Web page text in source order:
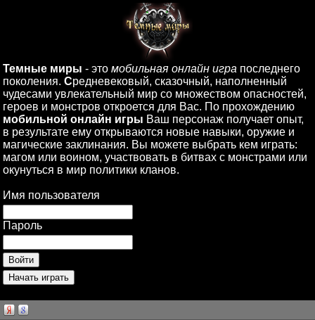
Темные миры - это мобильная онлайн игра последнего
поколения. Средневековый, сказочный, наполненный
чудесами увлекательный мир со множеством опасностей,
героев и монстров откроется для Вас. По прохождению
мобильной онлайн игры Ваш персонаж получает опыт,
в результате ему открываются новые навыки, оружие и
магические заклинания. Вы можете выбрать кем играть:
магом или воином, участвовать в битвах с монстрами или
окунуться в мир политики кланов.
Имя пользователя
Пароль